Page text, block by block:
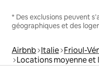
* Des exclusions peuvent
géographiques et des
Airbnb Italie Frioul-
Locations moyenne et